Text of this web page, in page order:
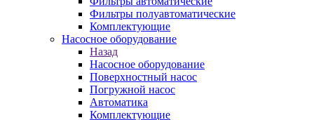
Фильтры полуавтоматические
Комплектующие
Насосное оборудование
Назад
Насосное оборудование
Поверхностный насос
Погружной насос
Автоматика
Комплектующие